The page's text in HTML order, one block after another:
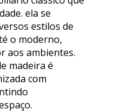
ela se
estilos de
o moderno,
aos ambientes.
madeira é
com